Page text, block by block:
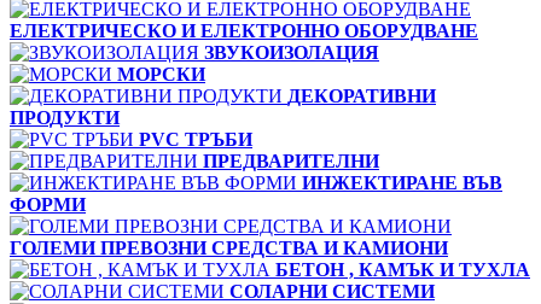
ЕЛЕКТРИЧЕСКО И ЕЛЕКТРОННО ОБОРУДВАНЕ
ЗВУКОИЗОЛАЦИЯ
МОРСКИ
ДЕКОРАТИВНИ
ПРОДУКТИ
PVC ТРЪБИ
ПРЕДВАРИТЕЛНИ
ИНЖЕКТИРАНЕ ВЪВ
ФОРМИ
ГОЛЕМИ ПРЕВОЗНИ СРЕДСТВА И КАМИОНИ
БЕТОН , КАМЪК И ТУХЛА
СОЛАРНИ СИСТЕМИ